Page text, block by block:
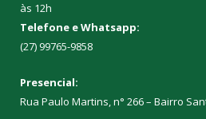
às 12h
Telefone e Whatsapp:
(27) 99765-9858
Presencial:
Rua Paulo Martins, n° 266 – Bairro